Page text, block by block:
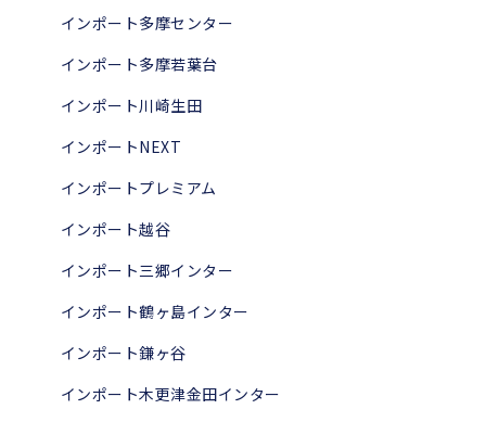
インポート多摩センター
インポート多摩若葉台
インポート川崎生田
インポートNEXT
インポートプレミアム
インポート越谷
インポート三郷インター
インポート鶴ヶ島インター
インポート鎌ヶ谷
インポート木更津金田インター